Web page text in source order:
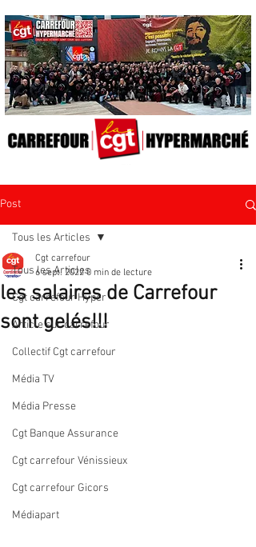
Post
Tous les Articles
Cgt carrefour Hyper
Article sur carrefour
Collectif Cgt carrefour
Média TV
Média Presse
Cgt Banque Assurance
Cgt carrefour Vénissieux
Cgt carrefour Gicors
Médiapart
Tous les Articles
les salaires de Carrefour
sont gelés!!!
Cgt carrefour
6 sept. 2022 0 min de lecture